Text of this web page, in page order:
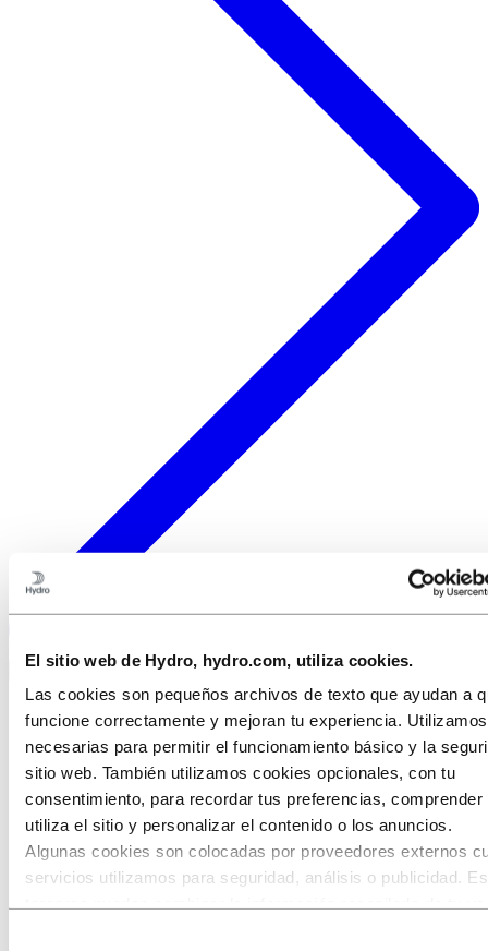
El sitio web de Hydro, hydro.com, utiliza cookies.
Las cookies son pequeños archivos de texto que ayudan a
funcione correctamente y mejoran tu experiencia.
necesarias para permitir el funcionamiento básico y la
sitio web. También utilizamos cookies opcionales, con tu
consentimiento, para recordar tus preferencias, comprender
utiliza el sitio y personalizar el contenido o los anuncios.
Algunas cookies son colocadas por proveedores externos
servicios utilizamos para seguridad, análisis o publicidad.
Certificados